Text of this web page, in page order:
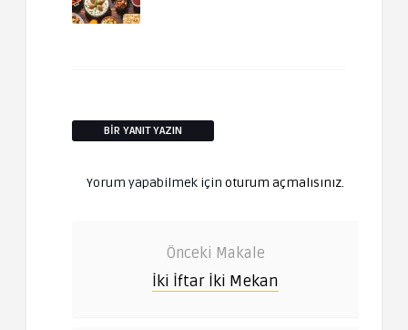
BIR YANIT YAZIN
Yorum yapabilmek için oturum açmalısınız.
Önceki Makale
İki İftar İki Mekan